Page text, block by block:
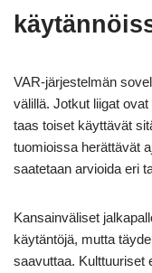
VAR-järjestelmän
välillä. Jotkut liigat
taas toiset käyttävät
tuomioissa herättävät
saatetaan arvioida eri
Kansainväliset
käytäntöjä, mutta
saavuttaa. Kulttuuriset